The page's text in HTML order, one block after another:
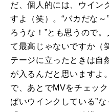
だ、個人的には、ウイン
すよ（笑）。“バカだな
ろうな！”とも思うので
て最高じゃないですか（
テージに立ったときは自
が入るんだと思いますよ
で、あとでMVをチェッ
ぱいウインクしている”